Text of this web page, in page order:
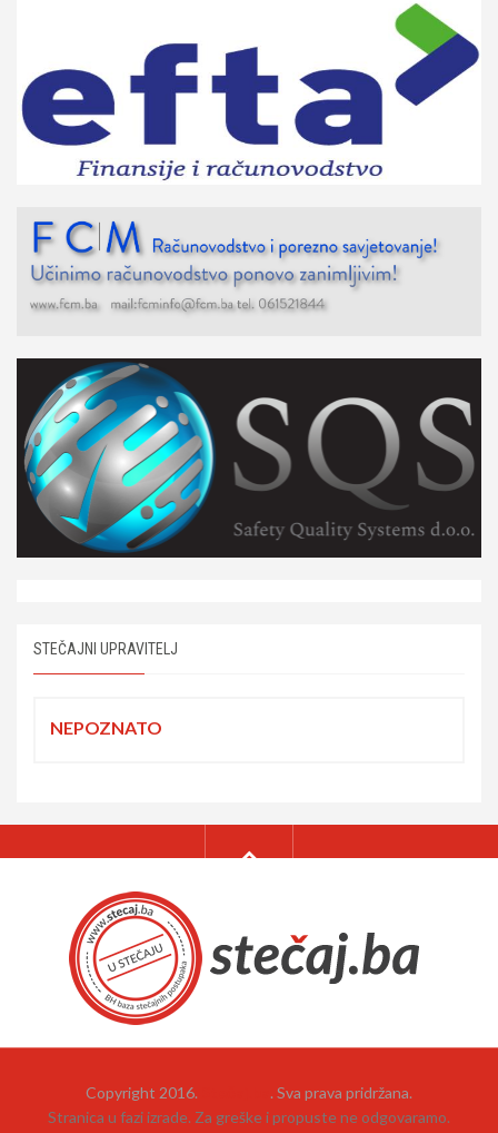
STEČAJNI UPRAVITELJ
NEPOZNATO
Copyright 2016.
. Sva prava pridržana.
Stranica u fazi izrade. Za greške i propuste ne odgovaramo.